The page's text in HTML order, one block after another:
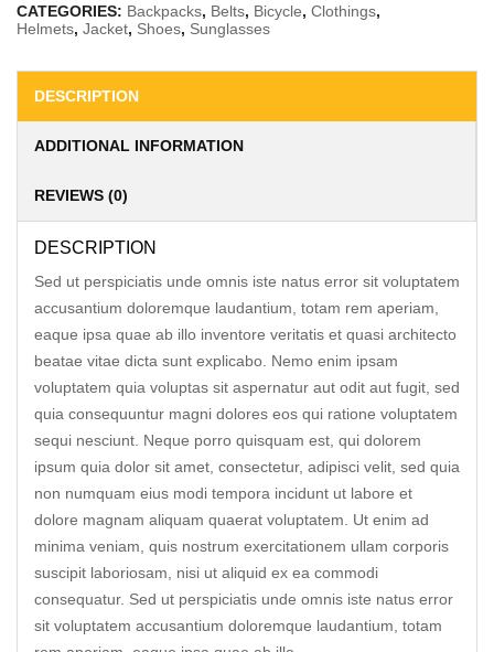
CATEGORIES: Backpacks, Belts, Bicycle, Clothings,
Helmets, Jacket, Shoes, Sunglasses
DESCRIPTION
ADDITIONAL INFORMATION
REVIEWS (0)
DESCRIPTION
Sed ut perspiciatis unde omnis iste natus error sit voluptatem
accusantium doloremque laudantium, totam rem aperiam,
eaque ipsa quae ab illo inventore veritatis et quasi architecto
beatae vitae dicta sunt explicabo. Nemo enim ipsam
voluptatem quia voluptas sit aspernatur aut odit aut fugit, sed
quia consequuntur magni dolores eos qui ratione voluptatem
sequi nesciunt. Neque porro quisquam est, qui dolorem
ipsum quia dolor sit amet, consectetur, adipisci velit, sed quia
non numquam eius modi tempora incidunt ut labore et
dolore magnam aliquam quaerat voluptatem. Ut enim ad
minima veniam, quis nostrum exercitationem ullam corporis
suscipit laboriosam, nisi ut aliquid ex ea commodi
consequatur. Sed ut perspiciatis unde omnis iste natus error
sit voluptatem accusantium doloremque laudantium, totam